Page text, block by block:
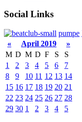
Social Links
pumpe
«
April 2019
»
M D M D F S
S
1
2 3 4 5 6
7
8
9 10 11 12 13 14
15 16 17 18 19 20 21
22 23 24 25 26 27 28
29 30 1 2 3 4 5